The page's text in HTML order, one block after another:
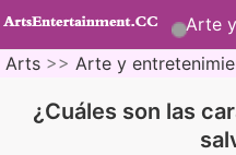
Arte
Arts >> Arte y
¿Cuáles son las